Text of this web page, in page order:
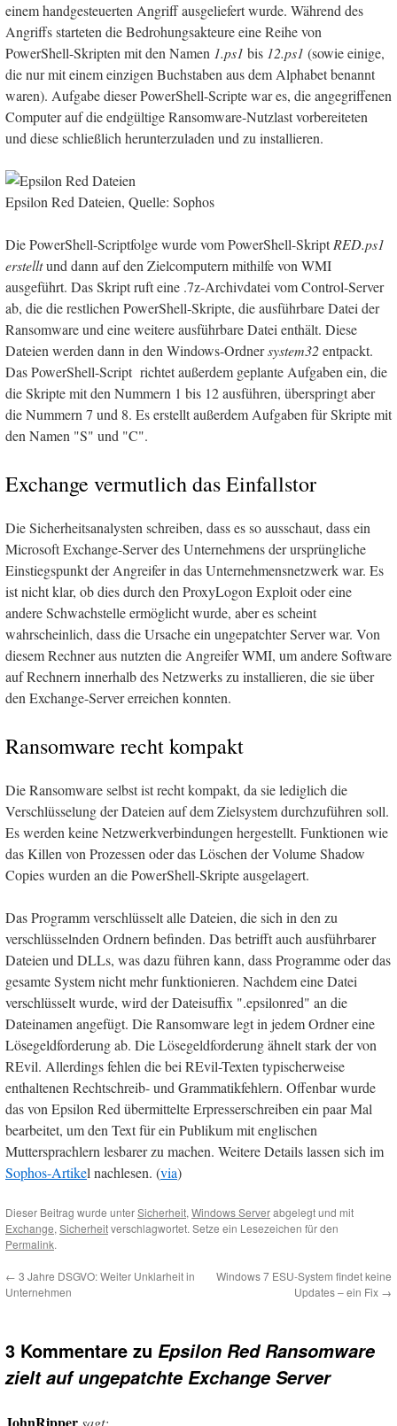
einem handgesteuerten Angriff ausgeliefert wurde. Während des
Angriffs starteten die Bedrohungsakteure eine Reihe von
PowerShell-Skripten mit den Namen 1.ps1 bis 12.ps1 (sowie einige,
die nur mit einem einzigen Buchstaben aus dem Alphabet benannt
waren). Aufgabe dieser PowerShell-Scripte war es, die angegriffenen
Computer auf die endgültige Ransomware-Nutzlast vorbereiteten
und diese schließlich herunterzuladen und zu installieren.
Epsilon Red Dateien, Quelle: Sophos
Die PowerShell-Scriptfolge wurde vom PowerShell-SkriptRED.ps1
erstelltund dann auf den Zielcomputern mithilfe von WMI
ausgeführt. Das Skript ruft eine .7z-Archivdatei vom Control-Server
ab, die die restlichen PowerShell-Skripte, die ausführbare Datei der
Ransomware und eine weitere ausführbare Datei enthält. Diese
Dateien werden dann in den Windows-Ordnersystem32entpackt.
Das PowerShell-Script richtet außerdem geplante Aufgaben ein, die
die Skripte mit den Nummern 1 bis 12 ausführen, überspringt aber
die Nummern 7 und 8. Es erstellt außerdem Aufgaben für Skripte mit
den Namen "S" und "C".
Exchange vermutlich das Einfallstor
Die Sicherheitsanalysten schreiben, dass es so ausschaut, dass ein
Microsoft Exchange-Server des Unternehmens der ursprüngliche
Einstiegspunkt der Angreifer in das Unternehmensnetzwerk war. Es
ist nicht klar, ob dies durch den ProxyLogon Exploit oder eine
andere Schwachstelle ermöglicht wurde, aber es scheint
wahrscheinlich, dass die Ursache ein ungepatchter Server war. Von
diesem Rechner aus nutzten die Angreifer WMI, um andere Software
auf Rechnern innerhalb des Netzwerks zu installieren, die sie über
den Exchange-Server erreichen konnten.
Ransomware recht kompakt
Die Ransomware selbst ist recht kompakt, da sie lediglich die
Verschlüsselung der Dateien auf dem Zielsystem durchzuführen soll.
Es werden keine Netzwerkverbindungen hergestellt. Funktionen wie
das Killen von Prozessen oder das Löschen der Volume Shadow
Copies wurden an die PowerShell-Skripte ausgelagert.
Das Programm verschlüsselt alle Dateien, die sich in den zu
verschlüsselnden Ordnern befinden. Das betrifft auch ausführbarer
Dateien und DLLs, was dazu führen kann, dass Programme oder das
gesamte System nicht mehr funktionieren. Nachdem eine Datei
verschlüsselt wurde, wird der Dateisuffix ".epsilonred" an die
Dateinamen angefügt. Die Ransomware legt in jedem Ordner eine
Lösegeldforderung ab. Die Lösegeldforderung ähnelt stark der von
REvil. Allerdings fehlen die bei REvil-Texten typischerweise
enthaltenen Rechtschreib- und Grammatikfehlern. Offenbar wurde
das von Epsilon Red übermittelte Erpresserschreiben ein paar Mal
bearbeitet, um den Text für ein Publikum mit englischen
Muttersprachlern lesbarer zu machen. Weitere Details lassen sich im
Sophos-Artikel nachlesen. (via)
Dieser Beitrag wurde unterSicherheit, Windows Serverabgelegt und mit
Exchange, Sicherheitverschlagwortet. Setze ein Lesezeichen für den
Permalink.
← 3 Jahre DSGVO: Weiter Unklarheit in
Unternehmen
Windows 7 ESU-System findet keine
Updates – ein Fix →
3 Kommentare zu Epsilon Red Ransomware
zielt auf ungepatchte Exchange Server